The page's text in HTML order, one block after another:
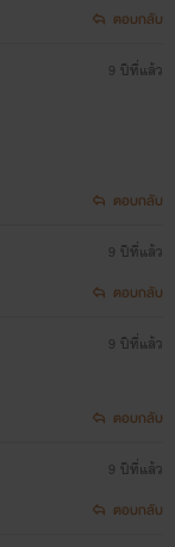
ตอบกลับ
9 ปีที่แล้ว
ตอบกลับ
9 ปีที่แล้ว
ตอบกลับ
9 ปีที่แล้ว
ตอบกลับ
9 ปีที่แล้ว
ตอบกลับ